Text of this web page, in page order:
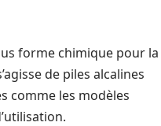
forme chimique pour la
de piles alcalines
comme les modèles